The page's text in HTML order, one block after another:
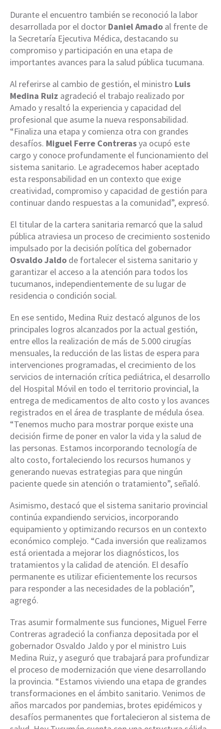
Durante el encuentro también se reconoció la labor
desarrollada por el doctor Daniel Amado al frente de
la Secretaría Ejecutiva Médica, destacando su
compromiso y participación en una etapa de
importantes avances para la salud pública tucumana.
Al referirse al cambio de gestión, el ministro Luis
Medina Ruiz agradeció el trabajo realizado por
Amado y resaltó la experiencia y capacidad del
profesional que asume la nueva responsabilidad.
“Finaliza una etapa y comienza otra con grandes
desafíos. Miguel Ferre Contrerasya ocupó este
cargo y conoce profundamente el funcionamiento del
sistema sanitario. Le agradecemos haber aceptado
esta responsabilidad en un contexto que exige
creatividad, compromiso y capacidad de gestión para
continuar dando respuestas a la comunidad”, expresó.
El titular de la cartera sanitaria remarcó que la salud
pública atraviesa un proceso de crecimiento sostenido
impulsado por la decisión política del gobernador
Osvaldo Jaldo de fortalecer el sistema sanitario y
garantizar el acceso a la atención para todos los
tucumanos, independientemente de su lugar de
residencia o condición social.
En ese sentido, Medina Ruiz destacó algunos de los
principales logros alcanzados por la actual gestión,
entre ellos la realización de más de 5.000 cirugías
mensuales, la reducción de las listas de espera para
intervenciones programadas, el crecimiento de los
servicios de internación crítica pediátrica, el desarrollo
del Hospital Móvil en todo el territorio provincial, la
entrega de medicamentos de alto costo y los avances
registrados en el área de trasplante de médula ósea.
“Tenemos mucho para mostrar porque existe una
decisión firme de poner en valor la vida y la salud de
las personas. Estamos incorporando tecnología de
alto costo, fortaleciendo los recursos humanos y
generando nuevas estrategias para que ningún
paciente quede sin atención o tratamiento”, señaló.
Asimismo, destacó que el sistema sanitario provincial
continúa expandiendo servicios, incorporando
equipamiento y optimizando recursos en un contexto
económico complejo. “Cada inversión que realizamos
está orientada a mejorar los diagnósticos, los
tratamientos y la calidad de atención. El desafío
permanente es utilizar eficientemente los recursos
para responder a las necesidades de la población”,
agregó.
Tras asumir formalmente sus funciones, Miguel Ferre
Contreras agradeció la confianza depositada por el
gobernador Osvaldo Jaldo y por el ministro Luis
Medina Ruiz, y aseguró que trabajará para profundizar
el proceso de modernización que viene desarrollando
la provincia. “Estamos viviendo una etapa de grandes
transformaciones en el ámbito sanitario. Venimos de
años marcados por pandemias, brotes epidémicos y
desafíos permanentes que fortalecieron al sistema de